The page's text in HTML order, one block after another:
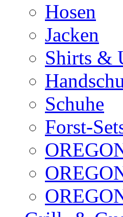
Hosen
Jacken
Shirts &
Schuhe
Forst-